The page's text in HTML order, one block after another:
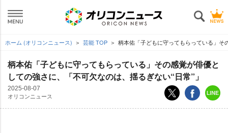
ホーム (オリコンニュース) 芸能 TOP 柄本佑「子どもに守ってもらっている」そ
柄本佑「子どもに守ってもらっている」その感覚が俳優と
しての強さに、「不可欠なのは、揺るぎない“日常”」
2025-08-07
オリコンニュース